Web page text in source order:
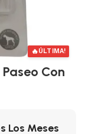
🔥ÚLTIMA!
Con
Los Meses